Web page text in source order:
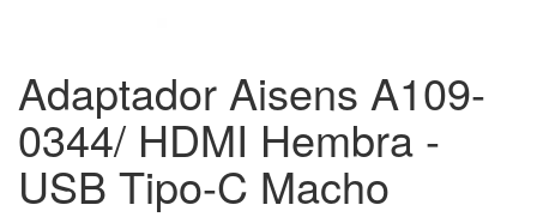
Adaptador Aisens A109-
0344/ HDMI Hembra -
USB Tipo-C Macho